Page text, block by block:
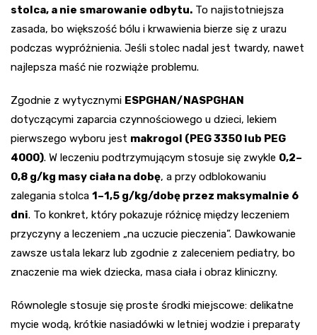
stolca, a nie smarowanie odbytu. To najistotniejsza
zasada, bo większość bólu i krwawienia bierze się z urazu
podczas wypróżnienia. Jeśli stolec nadal jest twardy, nawet
najlepsza maść nie rozwiąże problemu.
Zgodnie z wytycznymi ESPGHAN/NASPGHAN
dotyczącymi zaparcia czynnościowego u dzieci, lekiem
pierwszego wyboru jest makrogol (PEG 3350 lub PEG
4000). W leczeniu podtrzymującym stosuje się zwykle 0,2–
0,8 g/kg masy ciała na dobę, a przy odblokowaniu
zalegania stolca 1–1,5 g/kg/dobę przez maksymalnie 6
dni. To konkret, który pokazuje różnicę między leczeniem
przyczyny a leczeniem „na uczucie pieczenia”. Dawkowanie
zawsze ustala lekarz lub zgodnie z zaleceniem pediatry, bo
znaczenie ma wiek dziecka, masa ciała i obraz kliniczny.
Równolegle stosuje się proste środki miejscowe: delikatne
mycie wodą, krótkie nasiadówki w letniej wodzie i preparaty